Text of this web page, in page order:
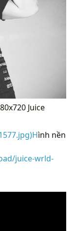
Juice
ình nền
juice-wrld-